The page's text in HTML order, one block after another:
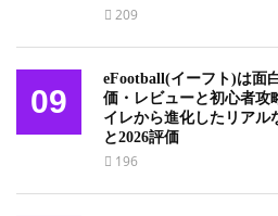
209
09
eFootball(イーフト)は面
価・レビューと初心者攻
イレから進化したリアル
と2026評価
196